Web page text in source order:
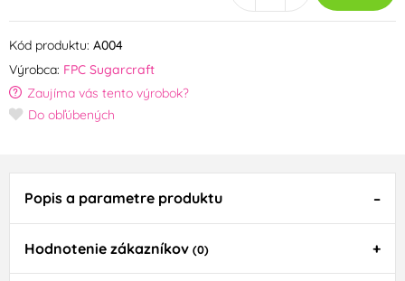
Kód produktu: A004
Výrobca: FPC Sugarcraft
Zaujíma vás tento výrobok?
Do obľúbených
Popis a parametre produktu
Hodnotenie zákazníkov (0)